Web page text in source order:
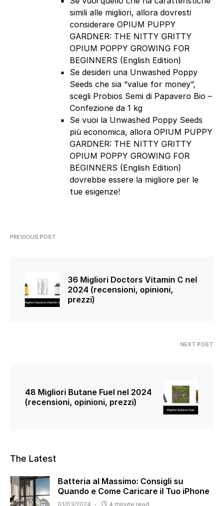
simili alle migliori, allora dovresti
considerare OPIUM PUPPY
GARDNER: THE NITTY GRITTY
OPIUM POPPY GROWING FOR
BEGINNERS (English Edition)
Se desideri una Unwashed Poppy
Seeds che sia “value for money”,
scegli Probios Semi di Papavero Bio –
Confezione da 1 kg
Se vuoi la Unwashed Poppy Seeds
più economica, allora OPIUM PUPPY
GARDNER: THE NITTY GRITTY
OPIUM POPPY GROWING FOR
BEGINNERS (English Edition)
dovrebbe essere la migliore per le
tue esigenze!
PREVIOUS POST
36 Migliori Doctors Vitamin C nel
2024 (recensioni, opinioni,
prezzi)
NEXT POST
48 Migliori Butane Fuel nel 2024
(recensioni, opinioni, prezzi)
The Latest
Batteria al Massimo: Consigli su
Quando e Come Caricare il Tuo iPhone
01/03/2024 4 minute read